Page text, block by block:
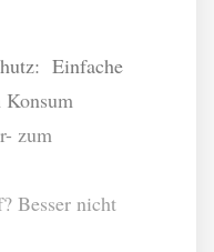
Einfache
Konsum
zum
Besser nicht